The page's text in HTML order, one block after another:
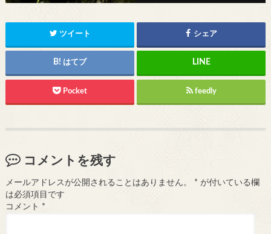
ツイート シェア
はてブ
Pocket feedly
コメントを残す
メールアドレスが公開されることはありません。 * が付いている欄
は必須項目です
コメント *